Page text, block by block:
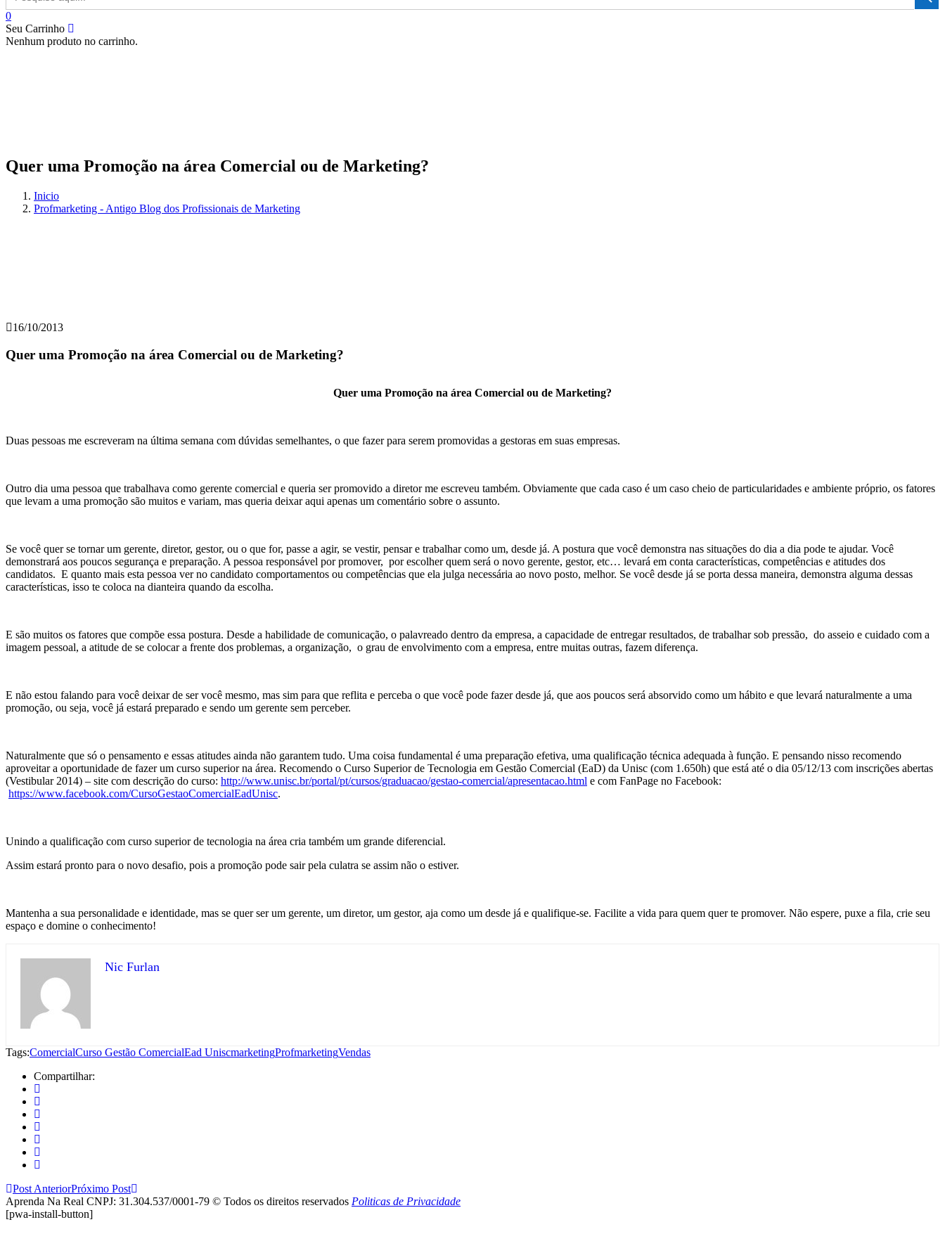
0
Seu Carrinho
Nenhum produto no carrinho.
Quer uma Promoção na área Comercial ou de Marketing?
Inicio
Profmarketing - Antigo Blog dos Profissionais de Marketing
16/10/2013
Quer uma Promoção na área Comercial ou de Marketing?
Quer uma Promoção na área Comercial ou de Marketing?
Duas pessoas me escreveram na última semana com dúvidas semelhantes, o que fazer para serem promovidas a gestoras em suas empresas.
Outro dia uma pessoa que trabalhava como gerente comercial e queria ser promovido a diretor me escreveu também. Obviamente que cada caso é um caso cheio de particularidades e ambiente próprio, os fatores
que levam a uma promoção são muitos e variam, mas queria deixar aqui apenas um comentário sobre o assunto.
Se você quer se tornar um gerente, diretor, gestor, ou o que for, passe a agir, se vestir, pensar e trabalhar como um, desde já. A postura que você demonstra nas situações do dia a dia pode te ajudar. Você
demonstrará aos poucos segurança e preparação. A pessoa responsável por promover, por escolher quem será o novo gerente, gestor, etc… levará em conta características, competências e atitudes dos
candidatos. E quanto mais esta pessoa ver no candidato comportamentos ou competências que ela julga necessária ao novo posto, melhor. Se você desde já se porta dessa maneira, demonstra alguma dessas
características, isso te coloca na dianteira quando da escolha.
E são muitos os fatores que compõe essa postura. Desde a habilidade de comunicação, o palavreado dentro da empresa, a capacidade de entregar resultados, de trabalhar sob pressão, do asseio e cuidado com a
imagem pessoal, a atitude de se colocar a frente dos problemas, a organização, o grau de envolvimento com a empresa, entre muitas outras, fazem diferença.
E não estou falando para você deixar de ser você mesmo, mas sim para que reflita e perceba o que você pode fazer desde já, que aos poucos será absorvido como um hábito e que levará naturalmente a uma
promoção, ou seja, você já estará preparado e sendo um gerente sem perceber.
Naturalmente que só o pensamento e essas atitudes ainda não garantem tudo. Uma coisa fundamental é uma preparação efetiva, uma qualificação técnica adequada à função. E pensando nisso recomendo
aproveitar a oportunidade de fazer um curso superior na área. Recomendo o Curso Superior de Tecnologia em Gestão Comercial (EaD) da Unisc (com 1.650h) que está até o dia 05/12/13 com inscrições abertas
(Vestibular 2014) – site com descrição do curso: http://www.unisc.br/portal/pt/cursos/graduacao/gestao-comercial/apresentacao.html e com FanPage no Facebook:
https://www.facebook.com/CursoGestaoComercialEadUnisc.
Unindo a qualificação com curso superior de tecnologia na área cria também um grande diferencial.
Assim estará pronto para o novo desafio, pois a promoção pode sair pela culatra se assim não o estiver.
Mantenha a sua personalidade e identidade, mas se quer ser um gerente, um diretor, um gestor, aja como um desde já e qualifique-se. Facilite a vida para quem quer te promover. Não espere, puxe a fila, crie seu
espaço e domine o conhecimento!
Nic Furlan
Tags:ComercialCurso Gestão ComercialEad UniscmarketingProfmarketingVendas
Compartilhar:
Post AnteriorPróximo Post
Aprenda Na Real CNPJ: 31.304.537/0001-79 © Todos os direitos reservados Politicas de Privacidade
[pwa-install-button]